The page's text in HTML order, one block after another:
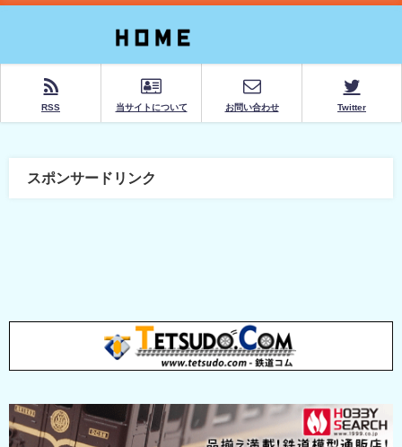
RSS 当サイトについて お問い合わせ Twitter
スポンサードリンク